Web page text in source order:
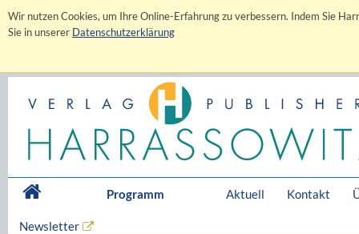
Wir nutzen Cookies, um Ihre Online-Erfahrung zu verbessern. Indem Sie
Sie in unserer Datenschutzerklärung
Programm Aktuell Kontakt
Newsletter